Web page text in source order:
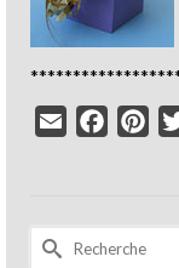
Email
Rechercher :